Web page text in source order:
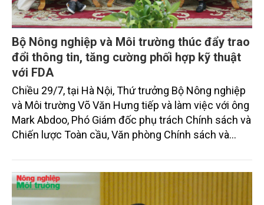
Bộ Nông nghiệp và Môi trường thúc đẩy trao
đổi thông tin, tăng cường phối hợp kỹ thuật
với FDA
Chiều 29/7, tại Hà Nội, Thứ trưởng Bộ Nông nghiệp
và Môi trường Võ Văn Hưng tiếp và làm việc với ông
Mark Abdoo, Phó Giám đốc phụ trách Chính sách và
Chiến lược Toàn cầu, Văn phòng Chính sách và
và Dược phẩm Hoa Kỳ (FDA).